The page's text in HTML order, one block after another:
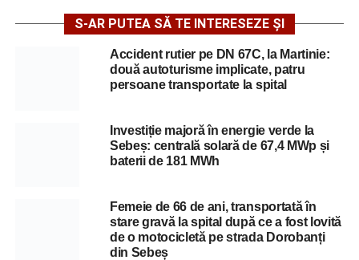
S-AR PUTEA SĂ TE INTERESEZE ȘI
Accident rutier pe DN 67C, la Martinie:
două autoturisme implicate, patru
persoane transportate la spital
Investiție majoră în energie verde la
Sebeș: centrală solară de 67,4 MWp și
baterii de 181 MWh
Femeie de 66 de ani, transportată în
stare gravă la spital după ce a fost lovită
de o motocicletă pe strada Dorobanți
din Sebeș